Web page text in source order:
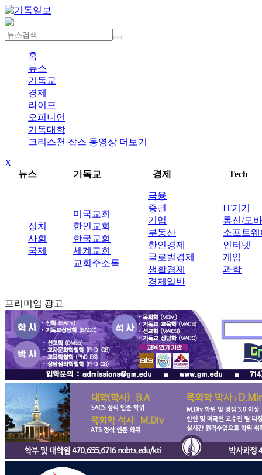
홈
뉴스
기독교
경제
라이프
오피니언
기독대학
크리스천 잡스 동영상 더보기
X
뉴스
기독교 경제 Tech
정치
사회
국제
미국교회
한인교회
한국교회
세계교회
교회주소록
금융
증권
기업
부동산
한인경제
글로벌경제
생활경제
경제일반
IT기기
통신/모
소프트웨
인터넷
게임
과학
프리미엄 광고